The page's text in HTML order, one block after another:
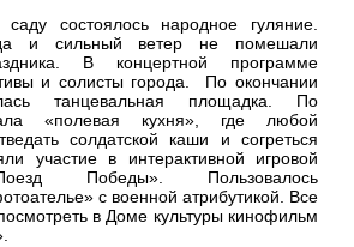
состоялось народное гуляние.
и сильный ветер не помешали
В концертной программе
и солисты города. По окончании
танцевальная площадка. По
«полевая кухня», где любой
солдатской каши и согреться
участие в интерактивной игровой
Победы». Пользовалось
с военной атрибутикой. Все
в Доме культуры кинофильм